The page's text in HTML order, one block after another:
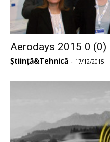
Aerodays 2015 0 (0)
Știință&Tehnică - 17/12/2015